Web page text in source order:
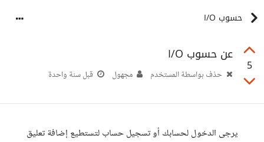
حسوب I/O
5
عن حسوب I/O
حذف بواسطة المستخدم مجهول قبل سنة واحدة
يرجى الدخول لحسابك أو تسجيل حساب لتستطيع إضافة تعليق